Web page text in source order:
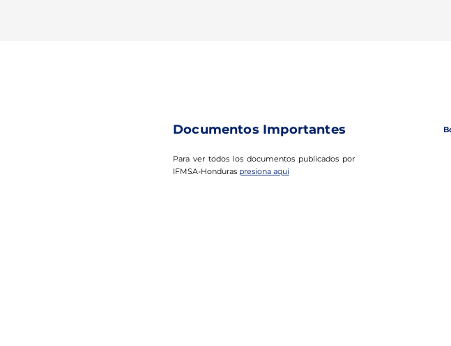
Documentos Importantes
Para ver todos los documentos publicados por
IFMSA-Honduras presiona aquí